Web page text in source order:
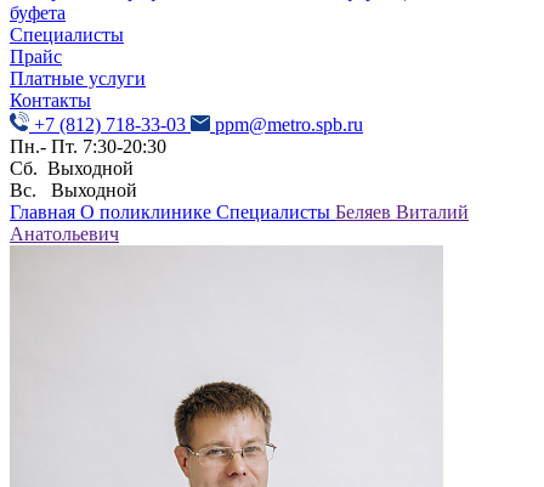
буфета
Специалисты
Прайс
Платные услуги
Контакты
+7 (812) 718-33-03
ppm@metro.spb.ru
Пн.- Пт. 7:30-20:30
Сб. Выходной
Вс. Выходной
Главная О поликлинике Специалисты Беляев Виталий
Анатольевич